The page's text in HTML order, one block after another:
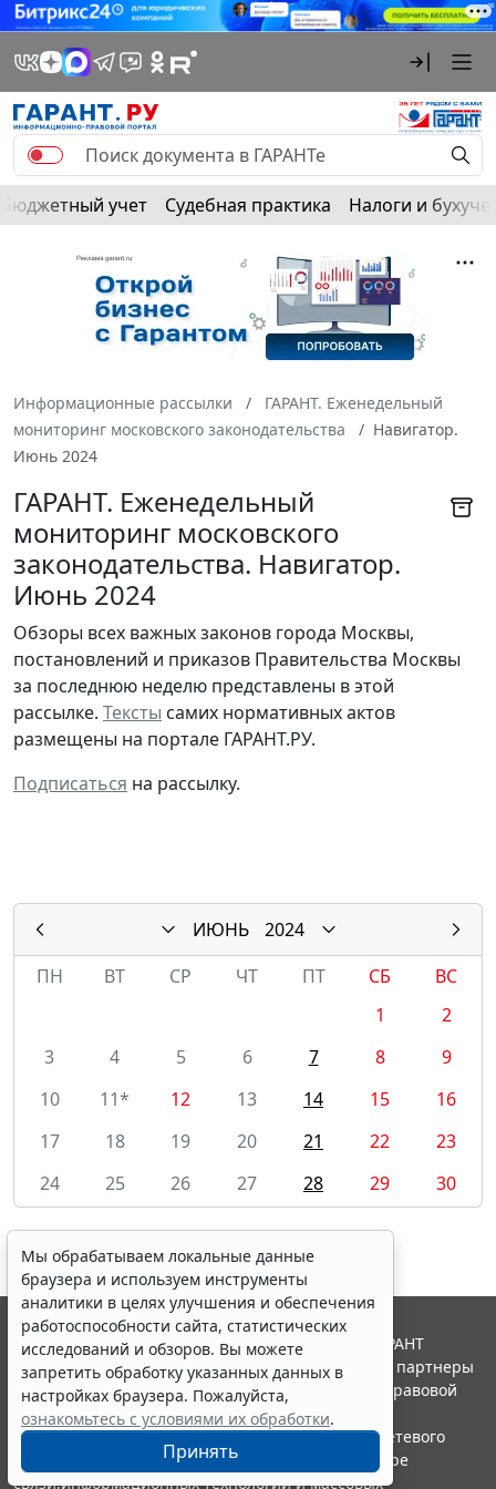
Бюджетный учет Судебная практика Налоги и
Информационные рассылки
ГАРАНТ. Еженедельный
мониторинг московского законодательства
Навигатор.
Июнь 2024
ГАРАНТ. Еженедельный
мониторинг московского
законодательства. Навигатор.
Июнь 2024
Обзоры всех важных законов города Москвы,
постановлений и приказов Правительства Москвы
за последнюю неделю представлены в этой
рассылке. Тексты самих нормативных актов
размещены на портале ГАРАНТ.РУ.
Подписаться на рассылку.
ИЮНЬ
2024
ПН
ВТ СР ЧТ ПТ СБ
ВС
1
2
3
4 5 6 7 8
9
10
11* 12 13 14 15
16
17
18 19 20 21 22
23
24
25 26 27 28 29 30
Мы обрабатываем локальные данные
браузера и используем инструменты
аналитики в целях улучшения и обеспечения
работоспособности сайта, статистических
исследований и обзоров. Вы можете
запретить обработку указанных данных в
настройках браузера. Пожалуйста,
ознакомьтесь с условиями их обработки.
Принять
© ООО "НПП "ГАРАНТ-СЕРВИС", 2026. Система ГАРАНТ
выпускается с 1990 года. Компания "Гарант" и ее партнеры
являются участниками Российской ассоциации правовой
информации ГАРАНТ.
Портал ГАРАНТ.РУ зарегистрирован в качестве сетевого
издания Федеральной службой по надзору в сфере
связи,информационных технологий и массовых